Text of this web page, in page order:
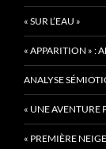
« SUR L’EAU »
« APPARITION » :
ANALYSE
« UNE AVENTURE
« PREMIÈRE